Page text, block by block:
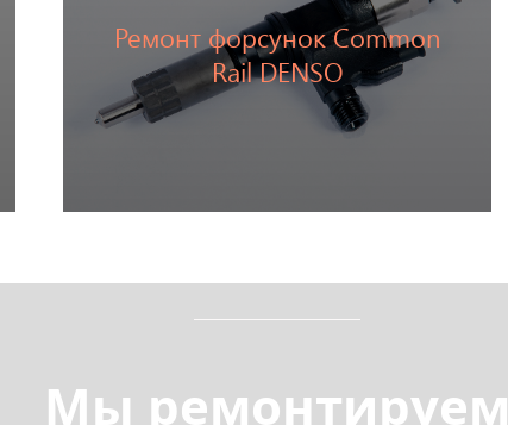
Ремонт форсунок Common
Rail DENSO
Перейти
Мы ремонтируем